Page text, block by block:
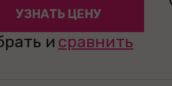
УЗНАТЬ ЦЕНУ
и сравнить